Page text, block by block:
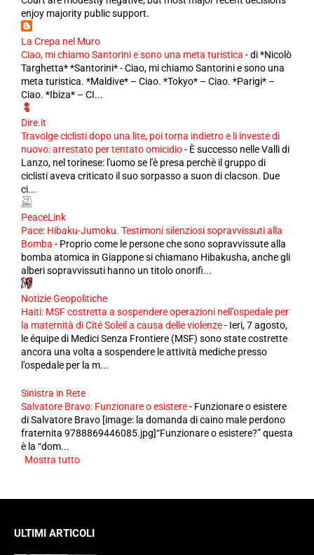
enjoy majority public support.
La Crepa nel Muro
Ciao, mi chiamo Santorini e sono una meta turistica -di *Nicolò
Targhetta* *Santorini* - Ciao, mi chiamo Santorini e sono una
meta turistica. *Maldive* – Ciao. *Tokyo* – Ciao. *Parigi* –
Ciao. *Ibiza* – CI...
Dire.it
Travolge ciclisti dopo una lite, poi torna indietro e li investe di
nuovo: arrestato per tentato omicidio- È successo nelle Valli di
Lanzo, nel torinese: l'uomo se l'è presa perchè il gruppo di
ciclisti aveva criticato il suo sorpasso a suon di clacson. Due
ci...
PeaceLink
Pace: Hibaku-Jumoku. Testimoni silenziosi sopravvissuti alla
Bomba - Proprio come le persone che sono sopravvissute alla
bomba atomica in Giappone si chiamano Hibakusha, anche gli
alberi sopravvissuti hanno un titolo onorifi...
Notizie Geopolitiche
Haiti: MSF costretta a sospendere operazioni nell’ospedale per
la maternità di Cité Soleil a causa delle violenze- Ieri, 7 agosto,
le équipe di Medici Senza Frontiere (MSF) sono state costrette
ancora una volta a sospendere le attività mediche presso
l’ospedale per la m...
Sinistra in Rete
Salvatore Bravo: Funzionare o esistere- Funzionare o esistere
di Salvatore Bravo [image: la domanda di caino male perdono
fraternita 9788869446085.jpg]“Funzionare o esistere?” questa
è la “dom...
Mostra tutto
ULTIMI ARTICOLI